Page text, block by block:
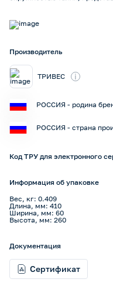
Производитель
ТРИВЕС i
РОССИЯ - родина
РОССИЯ - страна
Код ТРУ для электронного
Информация об упаковке
Вес, кг: 0.409
Длина, мм: 410
Ширина, мм: 60
Высота, мм: 260
Документация
Сертификат